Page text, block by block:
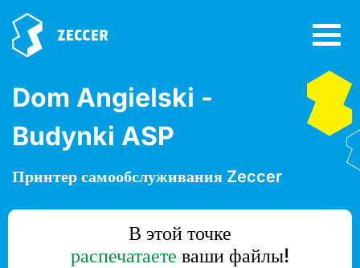
Dom Angielski -
Budynki ASP
Принтер самообслуживания Zeccer
В этой точке
распечатаете ваши файлы!